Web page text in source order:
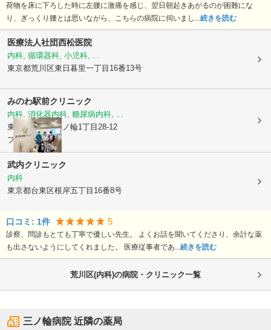
荷物を床に下ろした時に左腰に激痛を感じ、翌日朝起きあがるのが困難にな
り、ぎっくり腰とは思いながら、こちらの病院に伺いまし...続きを読む
医療法人社団西松医院
内科, 循環器科, 小児科, ...
東京都荒川区東日暮里一丁目16番13号
みのわ駅前クリニック
内科, 消化器内科, 糖尿病内科, ...
東京都台東区三ノ輪1丁目28-12
プラザM 3階
武内クリニック
内科
東京都台東区根岸五丁目16番8号
口コミ: 1件 5
診察、問診もとても丁寧で優しい先生。 よくお話を聞いてくださり、余計な薬
も出さないようにしてくれました。 医療従事者であ...続きを読む
荒川区(内科)の病院・クリニック一覧
三ノ輪病院近隣の薬局